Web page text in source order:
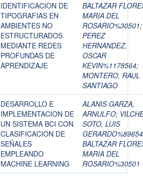
IDENTIFICACION DE
TIPOGRAFIAS EN
AMBIENTES NO
ESTRUCTURADOS
MEDIANTE REDES
PROFUNDAS DE
APRENDIZAJE
BALTAZAR
MARIA DEL
ROSARIO%30501;
PEREZ
HERNANDEZ,
OSCAR
KEVIN%1178564;
MONTERO, RAUL
SANTIAGO
DESARROLLO E
IMPLEMENTACION DE
UN SISTEMA BCI CON
CLASIFICACION DE
SEÑALES
EMPLEANDO
MACHINE LEARNING
ALANIS GARZA,
ARNULFO;
SOTO, LUIS
BALTAZAR
MARIA DEL
ROSARIO%30501